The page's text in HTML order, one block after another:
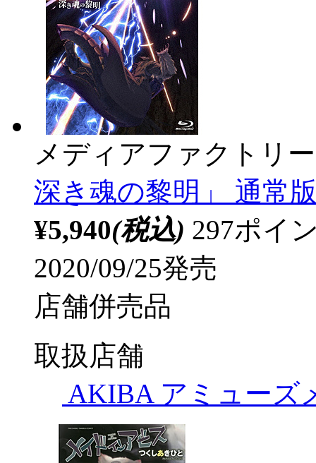
メディアファクトリー
深き魂の黎明」 通常
¥5,940(税込) 297ポイ
2020/09/25発売
店舗併売品
取扱店舗
AKIBA アミューズ